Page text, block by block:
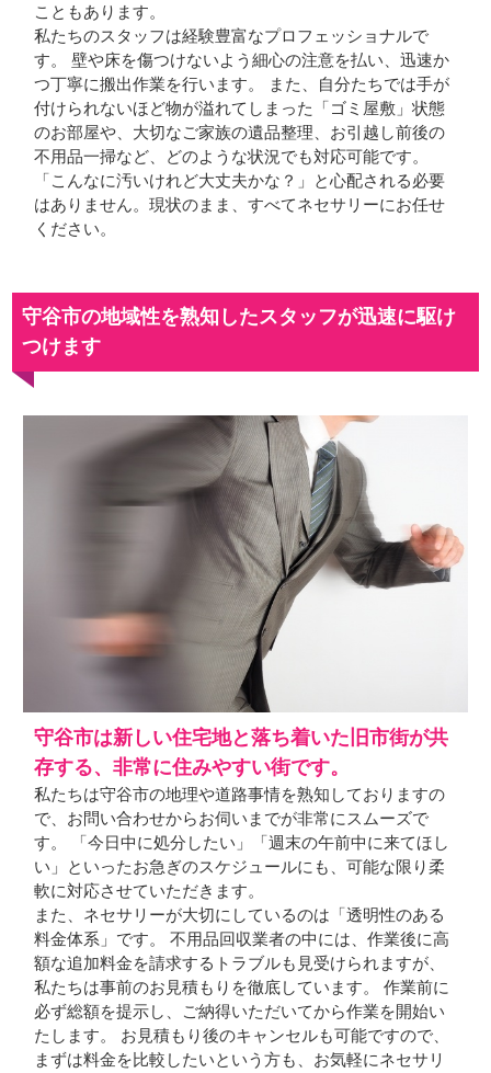
こともあります。
私たちのスタッフは経験豊富なプロフェッショナルで
す。 壁や床を傷つけないよう細心の注意を払い、迅速か
つ丁寧に搬出作業を行います。 また、自分たちでは手が
付けられないほど物が溢れてしまった「ゴミ屋敷」状態
のお部屋や、大切なご家族の遺品整理、お引越し前後の
不用品一掃など、どのような状況でも対応可能です。
「こんなに汚いけれど大丈夫かな？」と心配される必要
はありません。現状のまま、すべてネセサリーにお任せ
ください。
守谷市の地域性を熟知したスタッフが迅速に駆け
つけます
守谷市は新しい住宅地と落ち着いた旧市街が共
存する、非常に住みやすい街です。
私たちは守谷市の地理や道路事情を熟知しておりますの
で、お問い合わせからお伺いまでが非常にスムーズで
す。 「今日中に処分したい」「週末の午前中に来てほし
い」といったお急ぎのスケジュールにも、可能な限り柔
軟に対応させていただきます。
また、ネセサリーが大切にしているのは「透明性のある
料金体系」です。 不用品回収業者の中には、作業後に高
額な追加料金を請求するトラブルも見受けられますが、
私たちは事前のお見積もりを徹底しています。 作業前に
必ず総額を提示し、ご納得いただいてから作業を開始い
たします。 お見積もり後のキャンセルも可能ですので、
まずは料金を比較したいという方も、お気軽にネセサリ